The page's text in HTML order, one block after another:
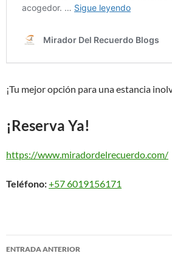
¡Tu mejor opción para una estancia
¡Reserva Ya!
https://www.miradordelrecuerdo.com/
Teléfono:+57 6019156171
Navegación
ENTRADA ANTERIOR